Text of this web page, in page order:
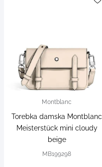
Montblanc
Torebka damska Montblanc
Meisterstück mini cloudy
beige
MB199298